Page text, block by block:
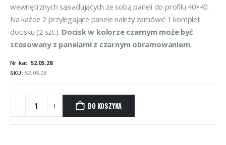
wewnętrznych sąsiadujących ze sobą paneli do profilu 40×40.
Na każde 2 przylegające panele należy zamówić 1 komplet
docisku (2 szt.). Docisk w kolorze czarnym może być
stosowany z panelami z czarnym obramowaniem.
Nr kat. 52.05.28
SKU: 52.05.28
DO KOSZYKA